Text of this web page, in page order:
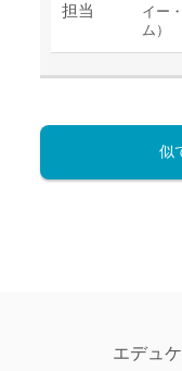
担当
イー
ム）
似
エデュ